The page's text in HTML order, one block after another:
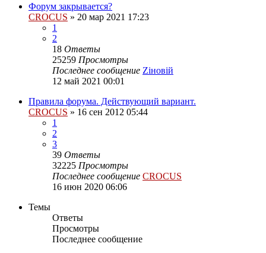
Форум закрывается?
CROCUS » 20 мар 2021 17:23
1
2
18 Ответы
25259 Просмотры
Последнее сообщение Zіновій
12 май 2021 00:01
Правила форума. Действующий вариант.
CROCUS » 16 сен 2012 05:44
1
2
3
39 Ответы
32225 Просмотры
Последнее сообщение CROCUS
16 июн 2020 06:06
Темы
Ответы
Просмотры
Последнее сообщение